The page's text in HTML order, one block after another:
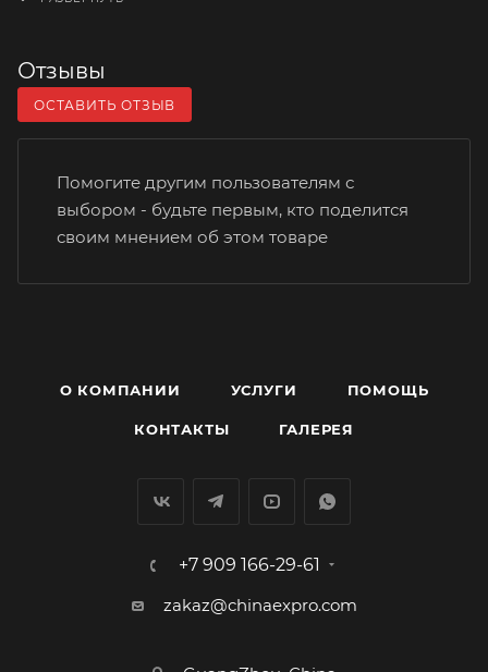
Отзывы
ОСТАВИТЬ ОТЗЫВ
Помогите другим пользователям с
выбором - будьте первым, кто поделится
своим мнением об этом товаре
О КОМПАНИИ УСЛУГИ ПОМОЩЬ
КОНТАКТЫ ГАЛЕРЕЯ
+7 909 166-29-61
zakaz@chinaexpro.com